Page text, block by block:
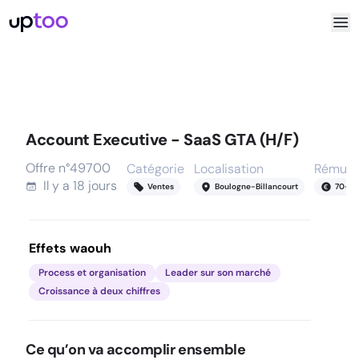
Account Executive - SaaS GTA (H/F)
Offre n°49700
Il y a 18 jours
Catégorie
Ventes
Localisation
Boulogne-Billancourt 70-
Effets waouh
Process et organisation
Leader sur son marché
Croissance à deux chiffres
Ce qu’on va accomplir ensemble